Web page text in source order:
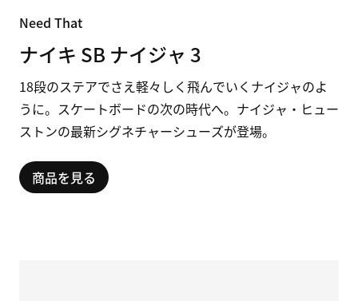
Need That
ナイキ SB ナイジャ 3
18段のステアでさえ軽々しく飛んでいくナイジャのよ
うに。 スケー トボードの次の時代へ。 ナイジャ・ ヒュー
ス トンの最新シグネチャーシューズが登場。
商品を見る